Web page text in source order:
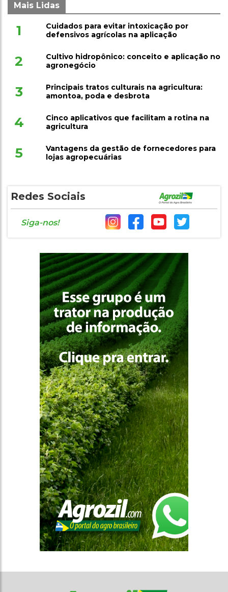
Mais Lidas
1
Cuidados para evitar intoxicação por
defensivos agrícolas na aplicação
2
Cultivo hidropônico: conceito e aplicação no
agronegócio
3
Principais tratos culturais na agricultura:
amontoa, poda e desbrota
4
Cinco aplicativos que facilitam a rotina na
agricultura
5
Vantagens da gestão de fornecedores para
lojas agropecuárias
Redes Sociais
Siga-nos!